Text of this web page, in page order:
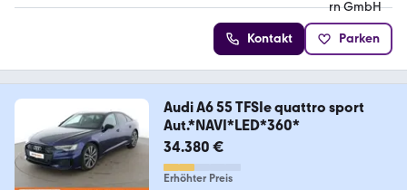
Kontakt Parken
Audi A6 55 TFSIe quattro sport
Aut.*NAVI*LED*360*
34.380 €
Erhöhter Preis